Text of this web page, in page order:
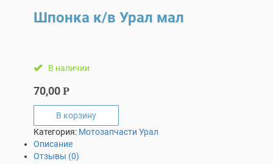
Шпонка к/в Урал мал
В наличии
70,00 Р
В корзину
Категория: Мотозапчасти Урал
Описание
Отзывы (0)